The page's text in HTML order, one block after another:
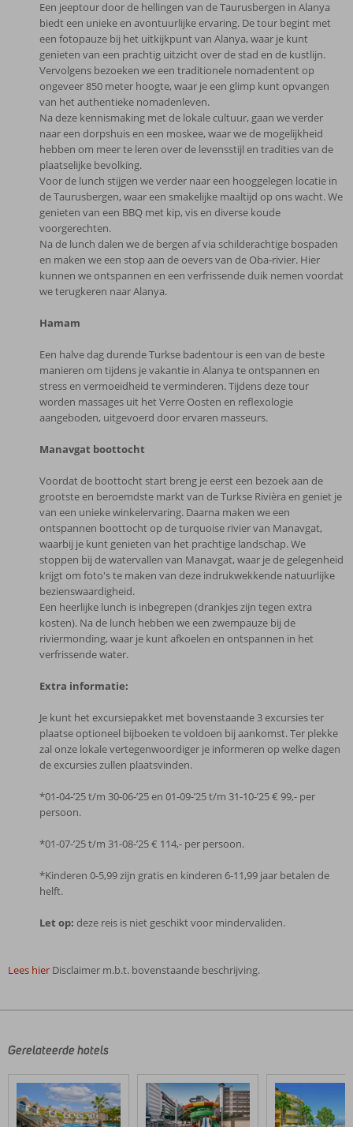
Een jeeptour door de hellingen van de Taurusbergen in Alanya
biedt een unieke en avontuurlijke ervaring. De tour begint met
een fotopauze bij het uitkijkpunt van Alanya, waar je kunt
genieten van een prachtig uitzicht over de stad en de kustlijn.
Vervolgens bezoeken we een traditionele nomadentent op
ongeveer 850 meter hoogte, waar je een glimp kunt opvangen
van het authentieke nomadenleven.
Na deze kennismaking met de lokale cultuur, gaan we verder
naar een dorpshuis en een moskee, waar we de mogelijkheid
hebben om meer te leren over de levensstijl en tradities van de
plaatselijke bevolking.
Voor de lunch stijgen we verder naar een hooggelegen locatie in
de Taurusbergen, waar een smakelijke maaltijd op ons wacht. We
genieten van een BBQ met kip, vis en diverse koude
voorgerechten.
Na de lunch dalen we de bergen af via schilderachtige bospaden
en maken we een stop aan de oevers van de Oba-rivier. Hier
kunnen we ontspannen en een verfrissende duik nemen voordat
we terugkeren naar Alanya.
Hamam
Een halve dag durende Turkse badentour is een van de beste
manieren om tijdens je vakantie in Alanya te ontspannen en
stress en vermoeidheid te verminderen. Tijdens deze tour
worden massages uit het Verre Oosten en reflexologie
aangeboden, uitgevoerd door ervaren masseurs.
Manavgat boottocht
Voordat de boottocht start breng je eerst een bezoek aan de
grootste en beroemdste markt van de Turkse Rivièra en geniet je
van een unieke winkelervaring. Daarna maken we een
ontspannen boottocht op de turquoise rivier van Manavgat,
waarbij je kunt genieten van het prachtige landschap. We
stoppen bij de watervallen van Manavgat, waar je de gelegenheid
krijgt om foto's te maken van deze indrukwekkende natuurlijke
bezienswaardigheid.
Een heerlijke lunch is inbegrepen (drankjes zijn tegen extra
kosten). Na de lunch hebben we een zwempauze bij de
riviermonding, waar je kunt afkoelen en ontspannen in het
verfrissende water.
Extra informatie:
Je kunt het excursiepakket met bovenstaande 3 excursies ter
plaatse optioneel bijboeken te voldoen bij aankomst. Ter plekke
zal onze lokale vertegenwoordiger je informeren op welke dagen
de excursies zullen plaatsvinden.
*01-04-’25 t/m 30-06-’25 en 01-09-’25 t/m 31-10-’25 € 99,- per
persoon.
*01-07-’25 t/m 31-08-’25 € 114,- per persoon.
*Kinderen 0-5,99 zijn gratis en kinderen 6-11,99 jaar betalen de
helft.
Let op: deze reis is niet geschikt voor mindervaliden.
Lees hier Disclaimer m.b.t. bovenstaande beschrijving.
door
klanten
geschreven
na
Gerelateerde hotels